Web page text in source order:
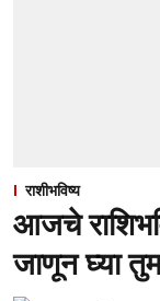
राशीभविष्य
आजचे
जाणून घ्या